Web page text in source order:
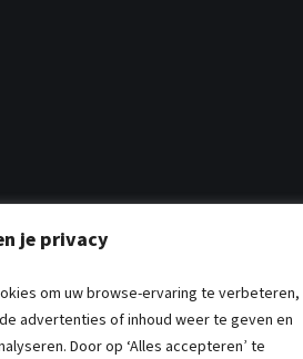
je privacy
om uw browse-ervaring te verbeteren,
advertenties of inhoud weer te geven en
Door op ‘Alles accepteren’ te